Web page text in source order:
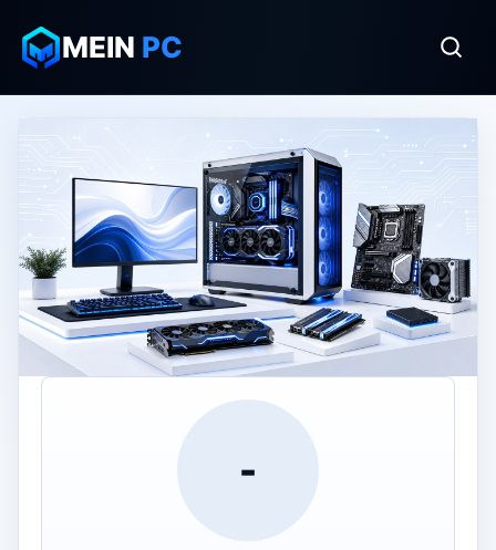
MEIN PC
-